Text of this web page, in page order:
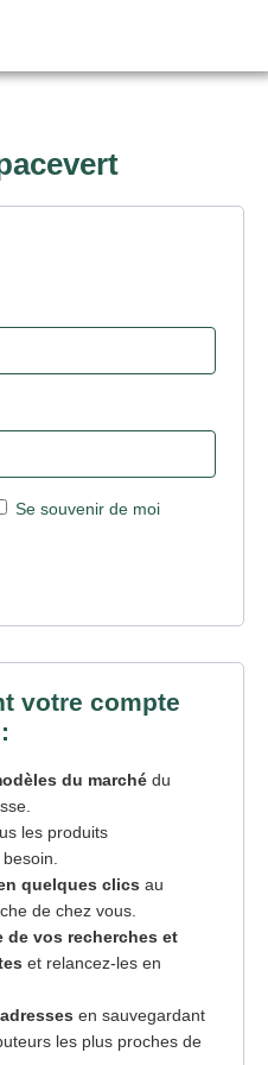
Se souvenir de moi
votre compte
du marchédu
les produits
quelques clics au
de chez vous.
de vos recherches et
et relancez-les en
en sauvegardant
les plus proches de